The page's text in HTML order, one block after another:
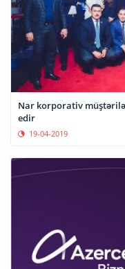
Nar korporativ
edir
19-04-2019